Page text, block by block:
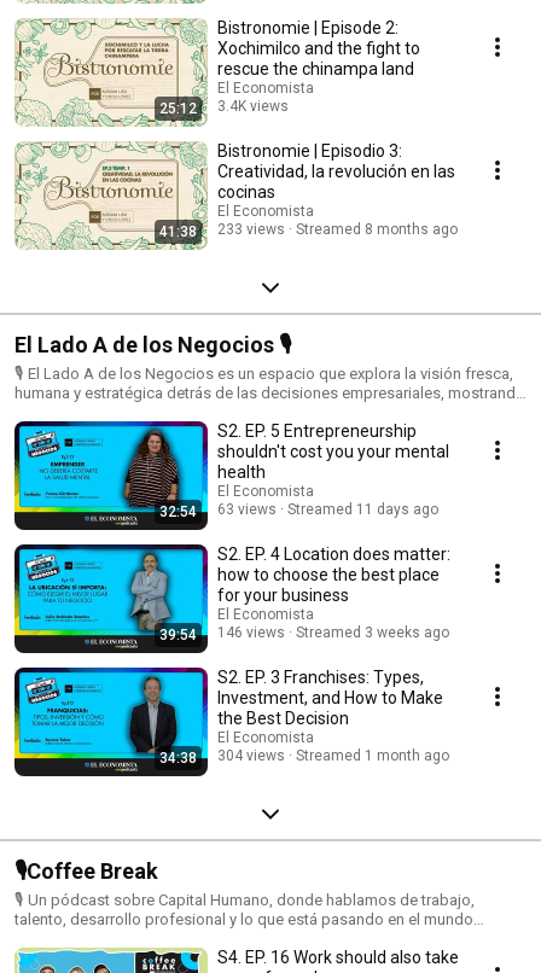
25:12
Bistronomie | Episode 2:
Xochimilco and the fight to
rescue the chinampa land
El Economista
3.4K views
41:38
Bistronomie | Episodio 3:
Creatividad, la revolución en las
cocinas
El Economista
233 views
Streamed 8 months ago
El Lado A de los Negocios 🎙️
🎙️ El Lado A de los Negocios es un espacio que explora la visión fresca,
humana y estratégica detrás de las decisiones empresariales, mostrando
32:54
S2. EP. 5 Entrepreneurship
shouldn't cost you your mental
health
El Economista
63 views
Streamed 11 days ago
39:54
S2. EP. 4 Location does matter:
how to choose the best place
for your business
El Economista
146 views
Streamed 3 weeks ago
34:38
S2. EP. 3 Franchises: Types,
Investment, and How to Make
the Best Decision
El Economista
304 views
Streamed 1 month ago
🎙️Coffee Break
🎙️ Un pódcast sobre Capital Humano, donde hablamos de trabajo,
talento, desarrollo profesional y lo que está pasando en el mundo
hasta cómo cambian las empresas y las formas de trabajar. Ideas,
S4. EP. 16 Work should also take